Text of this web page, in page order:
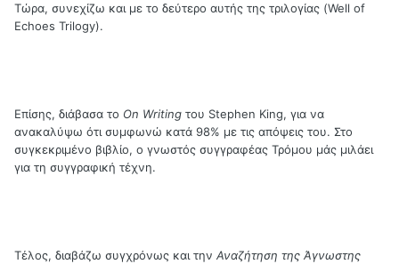
Τώρα, συνεχίζω και με το δεύτερο αυτής της τριλογίας (Well of
Echoes Trilogy).
Επίσης, διάβασα το On Writing του Stephen King, για να
ανακαλύψω ότι συμφωνώ κατά 98% με τις απόψεις του. Στο
συγκεκριμένο βιβλίο, ο γνωστός συγγραφέας Τρόμου μάς μιλάει
για τη συγγραφική τέχνη.
Τέλος, διαβάζω συγχρόνως και την Αναζήτηση της Άγνωστης